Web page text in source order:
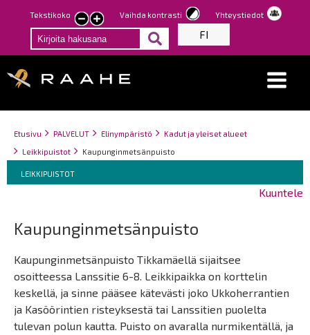
Hyppää
pääsisältöön
Tekstikoko
Pienennä
tekstin
kokoa
Suurenna
tekstin
kokoa
Vaihda kontrasti Yhteystiedot
FI
Breadcrumbs
You
are
Etusivu PALVELUT Elinympäristö
Kadut ja yleiset alueet
Leikkipuistot
Kaupunginmetsänpuisto
Breadcrumbs
You
are
LEIKKIPUISTOT
Kuuntele
Kaupunginmetsänpuisto
Kaupunginmetsänpuisto Tikkamäellä sijaitsee
osoitteessa Lanssitie 6-8. Leikkipaikka on korttelin
keskellä, ja sinne pääsee kätevästi joko Ukkoherrantien
ja Kasöörintien risteyksestä tai Lanssitien puolelta
tulevan polun kautta. Puisto on avaralla nurmikentällä, ja